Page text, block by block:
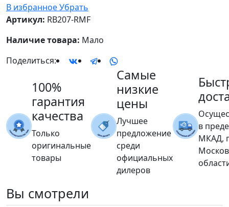
В избранноеУбрать
Артикул: RB207-RMF
Наличие товара: Мало
Поделиться:
100%
гарантия
качества
Только
оригинальные
товары
Самые
низкие
цены
Лучшее
предложение
среди
официальных
дилеров
в
МКАД,
Вы смотрели